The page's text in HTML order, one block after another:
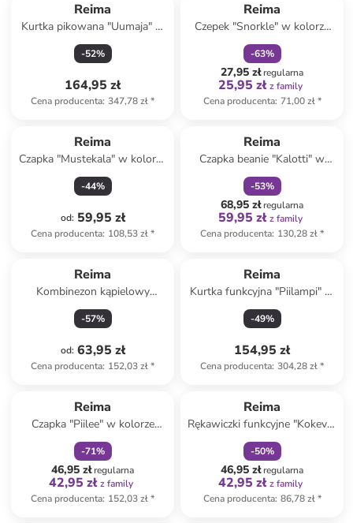
Reima
Kurtka pikowana "Uumaja" w
kolorze pomarańczowym
-52%
164,95 zł
Cena producenta: 347,78 zł*
Reima
Czepek "Snorkle" w kolorze
czerwonym
-63%
27,95 złregularna
25,95 zł z family
Cena producenta: 71,00 zł*
Reima
Czapka "Mustekala" w kolorze
błękitnym z osłoną karku
-44%
od: 59,95 zł
Cena producenta: 108,53 zł*
Reima
Czapka beanie "Kalotti" w
kolorze jasnobrązowym
-53%
68,95 złregularna
59,95 zł z family
Cena producenta: 130,28 zł*
Reima
Kombinezon kąpielowy
"Atlantti" w kolorze
niebieskim
-57%
od: 63,95 zł
Cena producenta: 152,03 zł*
Reima
Kurtka funkcyjna "Piilampi" w
kolorze jasnoróżowo-
różowym
-49%
154,95 zł
Cena producenta: 304,28 zł*
Reima
Czapka "Piilee" w kolorze
jasnoróżowym
-71%
46,95 złregularna
42,95 zł z family
Cena producenta: 152,03 zł*
Reima
Rękawiczki funkcyjne "Kokeva"
w kolorze czarnym
-50%
46,95 złregularna
42,95 zł z family
Cena producenta: 86,78 zł*